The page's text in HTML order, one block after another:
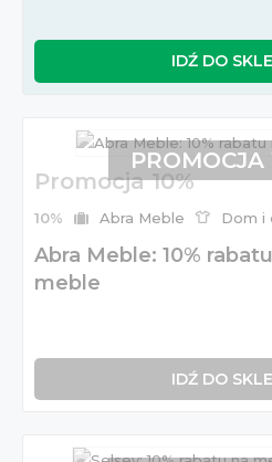
IDŹ DO
Promocja 10%
10% Abra Meble Dom i
Abra Meble: 10%
meble
IDŹ DO